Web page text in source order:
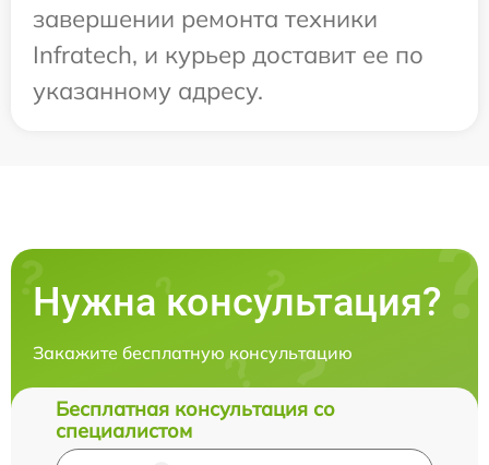
завершении ремонта техники
Infratech, и курьер доставит ее по
указанному адресу.
Нужна консультация?
Закажите бесплатную консультацию
Бесплатная консультация со
специалистом